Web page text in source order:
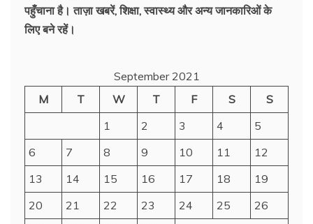
पहुँचाना है। ताज़ा खबरें, शिक्षा, स्वास्थ्य और अन्य जानकारिओं के
लिए बने रहें।
September 2021
M
T W T F S
S
1
2 3 4
5
6
7 8 9 10 11
12
13
14 15 16 17 18
19
20
21 22 23 24 25
26